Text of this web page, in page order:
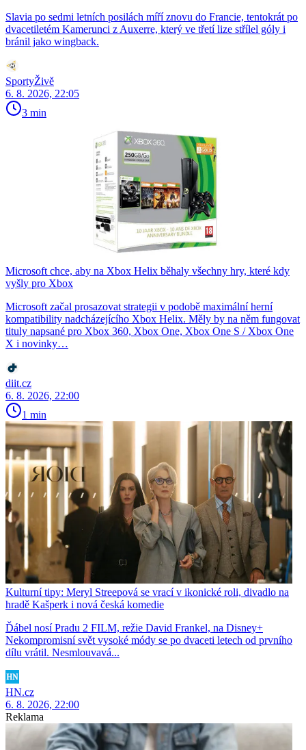
Slavia po sedmi letních posilách míří znovu do Francie, tentokrát po
dvacetiletém Kamerunci z Auxerre, který ve třetí lize střílel góly i
bránil jako wingback.
SportyŽivě
6. 8. 2026, 22:05
3 min
Microsoft chce, aby na Xbox Helix běhaly všechny hry, které kdy
vyšly pro Xbox
Microsoft začal prosazovat strategii v podobě maximální herní
kompatibility nadcházejícího Xbox Helix. Měly by na něm fungovat
tituly napsané pro Xbox 360, Xbox One, Xbox One S / Xbox One
X i novinky…
diit.cz
6. 8. 2026, 22:00
1 min
Kulturní tipy: Meryl Streepová se vrací v ikonické roli, divadlo na
hradě Kašperk i nová česká komedie
Ďábel nosí Pradu 2 FILM, režie David Frankel, na Disney+
Nekompromisní svět vysoké módy se po dvaceti letech od prvního
dílu vrátil. Nesmlouvavá...
HN.cz
6. 8. 2026, 22:00
Reklama